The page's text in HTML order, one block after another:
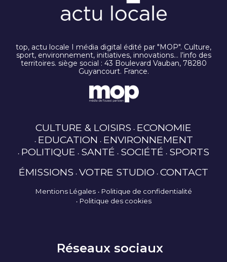
top, actu locale I média digital édité par "MOP". Culture,
sport, environnement, initiatives, innovations… l’info des
territoires. siège social : 43 Boulevard Vauban, 78280
Guyancourt. France.
CULTURE & LOISIRS ECONOMIE
EDUCATION ENVIRONNEMENT
POLITIQUE SANTÉ SOCIÉTÉ SPORTS
ÉMISSIONS VOTRE STUDIO CONTACT
Mentions Légales
Politique de confidentialité
Politique des cookies
Réseaux sociaux